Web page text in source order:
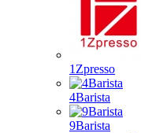
1Zpresso
4Barista
9Barista